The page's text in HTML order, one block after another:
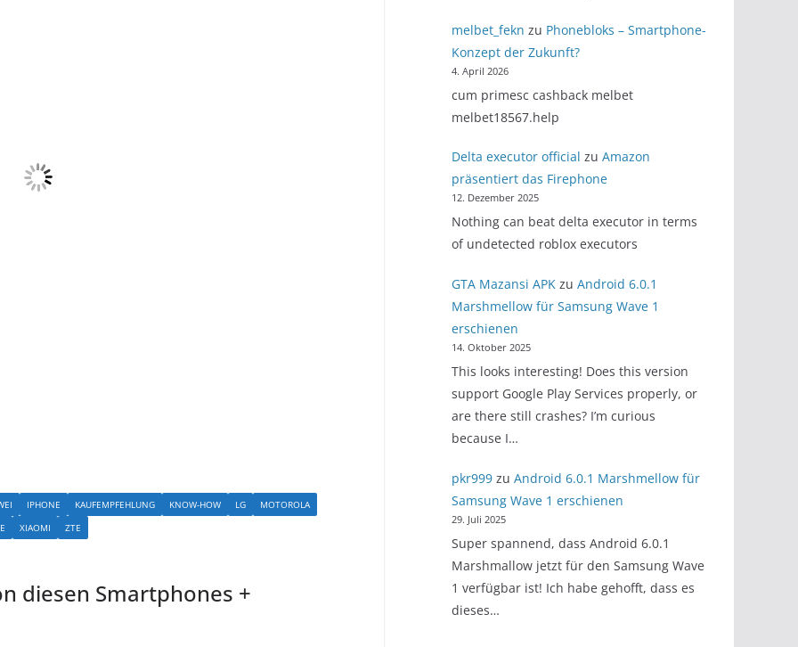
IPHONE KAUFEMPFEHLUNG KNOW-HOW LG
MOTOROLA
XIAOMI ZTE
diesen Smartphones +
melbet_fekn zu Phonebloks – Smartphone-
Konzept der Zukunft?
4. April 2026
cum primesc cashback melbet
melbet18567.help
Delta executor official zu Amazon
präsentiert das Firephone
12. Dezember 2025
Nothing can beat delta executor in terms
of undetected roblox executors
GTA Mazansi APKzu Android 6.0.1
Marshmellow für Samsung Wave 1
erschienen
14. Oktober 2025
This looks interesting! Does this version
support Google Play Services properly, or
are there still crashes? I’m curious
because I…
pkr999zu Android 6.0.1 Marshmellow für
Samsung Wave 1 erschienen
29. Juli 2025
Super spannend, dass Android 6.0.1
Marshmallow jetzt für den Samsung Wave
1 verfügbar ist! Ich habe gehofft, dass es
dieses…